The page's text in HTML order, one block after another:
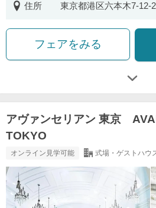
住所
東京都港区六本木7-12-
フェアをみる
アヴァンセリアン 東京
TOKYO
オンライン見学可能 式場・ゲストハウ